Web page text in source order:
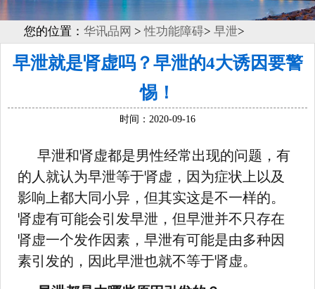
您的位置： 华讯品网 >性功能障碍> 早泄>
早泄就是肾虚吗？早泄的4大诱因要警
惕！
时间：2020-09-16
早泄和肾虚都是男性经常出现的问题，有
的人就认为早泄等于肾虚，因为症状上以及
影响上都大同小异，但其实这是不一样的。
肾虚有可能会引发早泄，但早泄并不只存在
肾虚一个发作因素，早泄有可能是由多种因
素引发的，因此早泄也就不等于肾虚。